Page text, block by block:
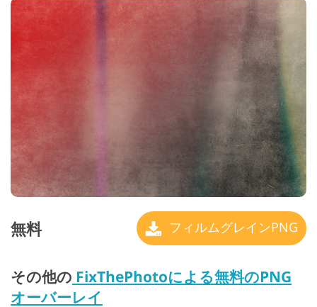
無料 フィルムグレインPNG
その他の FixThePhotoによる無料のPNG
オーバーレイ